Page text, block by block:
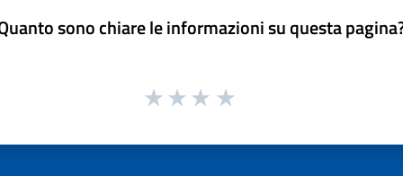
sono chiare le informazioni su questa